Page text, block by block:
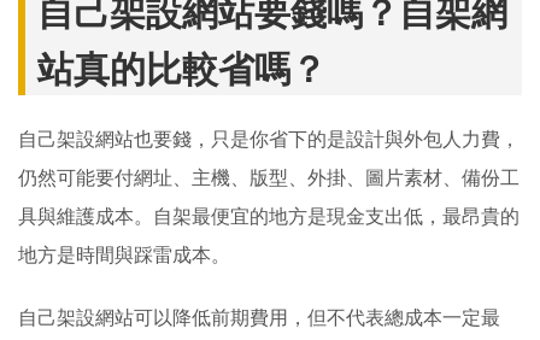
站真的比較省嗎？
自己架設網站也要錢，只是你省下的是設計與外包人力費，
仍然可能要付網址、主機、版型、外掛、圖片素材、備份工
具與維護成本。自架最便宜的地方是現金支出低，最昂貴的
地方是時間與踩雷成本。
自己架設網站可以降低前期費用，但不代表總成本一定最